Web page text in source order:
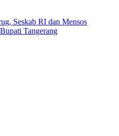
Seskab RI dan Mensos
Tangerang